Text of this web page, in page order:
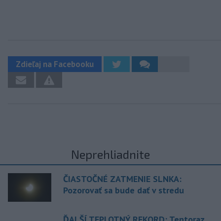
Zdieľaj na Facebooku
Neprehliadnite
ČIASTOČNÉ ZATMENIE SLNKA:
Pozorovať sa bude dať v stredu